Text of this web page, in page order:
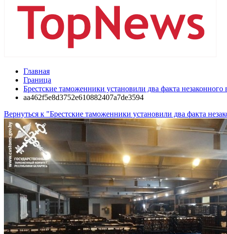
Главная
Граница
Брестские таможенники установили два факта незаконного
aa462f5e8d3752e610882407a7de3594
Вернуться к "Брестские таможенники установили два факта